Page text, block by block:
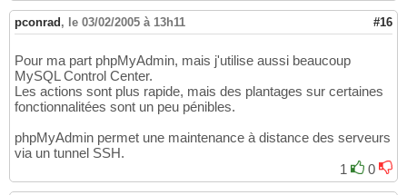
pconrad, le 03/02/2005 à 13h11 #16
Pour ma part phpMyAdmin, mais j'utilise aussi beaucoup
MySQL Control Center.
Les actions sont plus rapide, mais des plantages sur certaines
fonctionnalitées sont un peu pénibles.
phpMyAdmin permet une maintenance à distance des serveurs
via un tunnel SSH.
1
0